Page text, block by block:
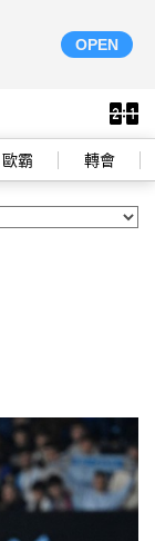
OPEN
霸 轉會